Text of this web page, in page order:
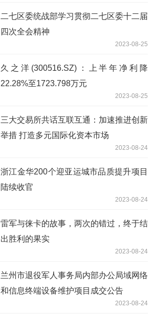
二七区委统战部学习贯彻二七区委十二届
四次全会精神
2023-08-25
久之洋(300516.SZ)：上半年净利降
22.28%至1723.798万元
2023-08-25
三大交易所共话互联互通：加速推进创新
举措 打造多元国际化资本市场
2023-08-24
浙江金华200个迎亚运城市品质提升项目
陆续收官
2023-08-24
雷军与徕卡的故事，两次的错过，终于结
出胜利的果实
2023-08-24
兰州市退役军人事务局内部办公局域网络
和信息终端设备维护项目成交公告
2023-08-24